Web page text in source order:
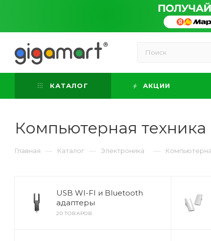
КАТАЛОГ АКЦИИ
Компьютерная техника
Главная — Каталог — Электроника —
USB WI-FI и Bluetooth
адаптеры
20 ТОВАРОВ